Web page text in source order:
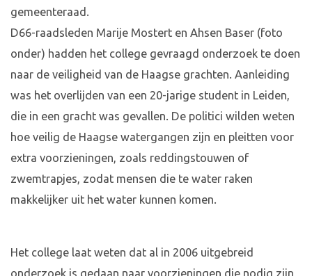
gemeenteraad.
D66-raadsleden Marije Mostert en Ahsen Baser (foto
onder) hadden het college gevraagd onderzoek te doen
naar de veiligheid van de Haagse grachten. Aanleiding
was het overlijden van een 20-jarige student in Leiden,
die in een gracht was gevallen. De politici wilden weten
hoe veilig de Haagse watergangen zijn en pleitten voor
extra voorzieningen, zoals reddingstouwen of
zwemtrapjes, zodat mensen die te water raken
makkelijker uit het water kunnen komen.
Het college laat weten dat al in 2006 uitgebreid
onderzoek is gedaan naar voorzieningen die nodig zijn